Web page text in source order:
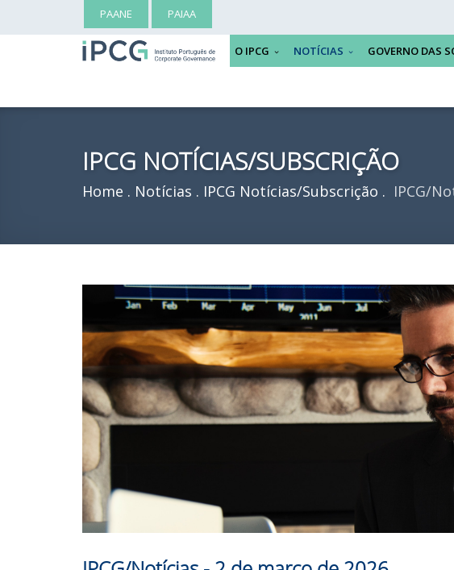
PAANE PAIAA
O IPCG NOTÍCIAS GOVERNO DAS
IPCG NOTÍCIAS/SUBSCRIÇÃO
Home Notícias IPCG Notícias/Subscrição IPCG/